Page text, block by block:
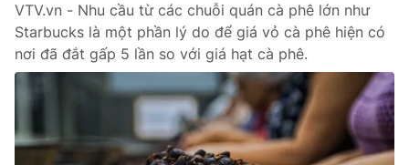
VTV.vn - Nhu cầu từ các chuỗi quán cà phê lớn như
Starbucks là một phần lý do để giá vỏ cà phê hiện có
nơi đã đắt gấp 5 lần so với giá hạt cà phê.